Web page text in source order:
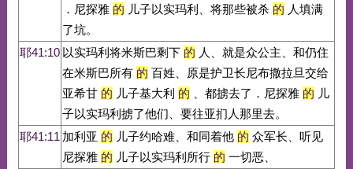
．尼探雅 的 儿子以实玛利、将那些被杀 的 人填满
了坑。
耶41:10 以实玛利将米斯巴剩下 的 人、就是众公主、和仍住
在米斯巴所有 的 百姓、原是护卫长尼布撒拉旦交给
亚希甘 的 儿子基大利 的 、都掳去了．尼探雅 的 儿
子以实玛利掳了他们、要往亚扪人那里去。
耶41:11 加利亚 的 儿子约哈难、和同着他 的 众军长、听见
尼探雅 的 儿子以实玛利所行 的 一切恶、